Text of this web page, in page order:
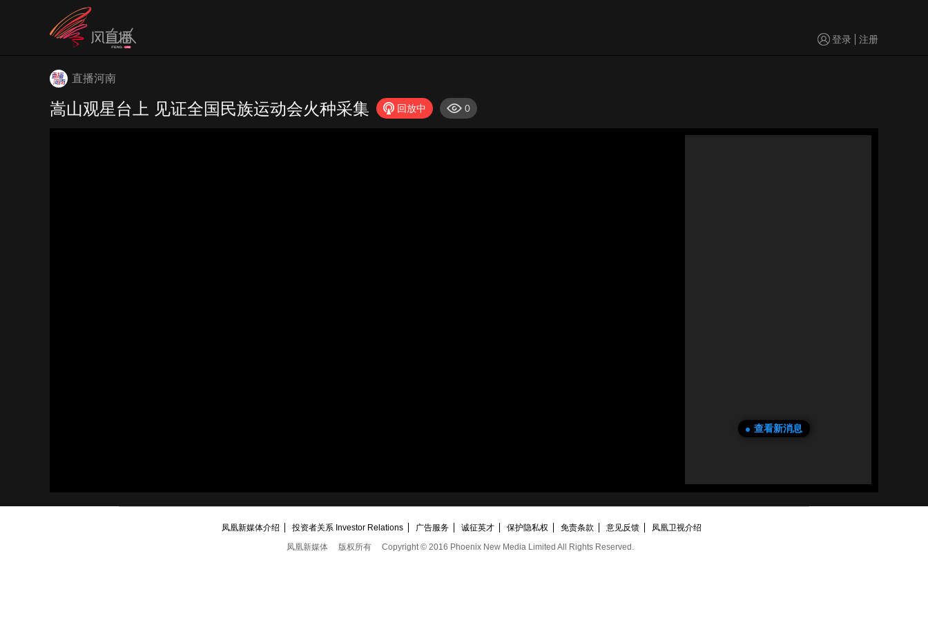
登录 注册
直播河南
嵩山观星台上 见证全国民族运动会火种采集 回放中 0
查看新消息
凤凰新媒体介绍 投资者关系 Investor Relations 广告服务 诚征英才 保护隐私权 免责条款 意见反馈
凤凰卫视介绍
凤凰新媒体
版权所有 Copyright © 2016 Phoenix New Media Limited All Rights Reserved.